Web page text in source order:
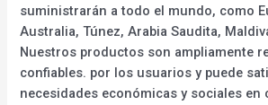
suministrarán a todo el mundo, como
Australia, Túnez, Arabia Saudita,
Nuestros productos son ampliamente
confiables. por los usuarios y puede
necesidades económicas y sociales en